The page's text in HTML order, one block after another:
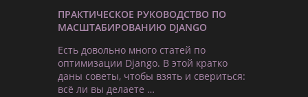
ПРАКТИЧЕСКОЕ РУКОВОДСТВО ПО
МАСШТАБИРОВАНИЮ DJANGO
Есть довольно много статей по
оптимизации Django. В этой кратко
даны советы, чтобы взять и свериться:
всё ли вы делаете …